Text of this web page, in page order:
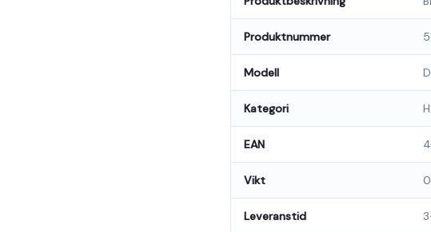
Produktnummer
Modell
Kategori
EAN
Vikt
Leveranstid